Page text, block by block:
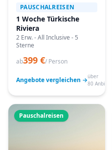
PAUSCHALREISEN
1 Woche Türkische
Riviera
2 Erw. - All Inclusive - 5
Sterne
ab399 €/ Person
Angebote vergleichen →über
80 Anbieter
Pauschalreisen